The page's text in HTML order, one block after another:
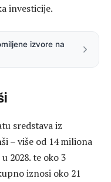
investicije.
izvore na
sredstava iz
– više od 14 miliona
2028. te oko 3
iznosi oko 21